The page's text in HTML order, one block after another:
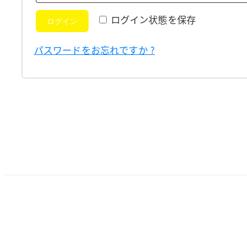
ログイン状態を保存
ログイン
パスワードをお忘れですか ?